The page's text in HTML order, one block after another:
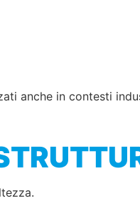
anche in contesti